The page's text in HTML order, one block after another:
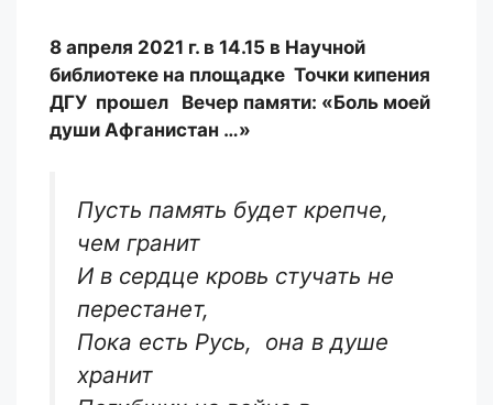
8 апреля 2021 г. в 14.15 в Научной
библиотеке на площадке Точки кипения
ДГУ прошел Вечер памяти: «Боль моей
души Афганистан …»
Пусть память будет крепче,
чем гранит
И в сердце кровь стучать не
перестанет,
Пока есть Русь, она в душе
хранит